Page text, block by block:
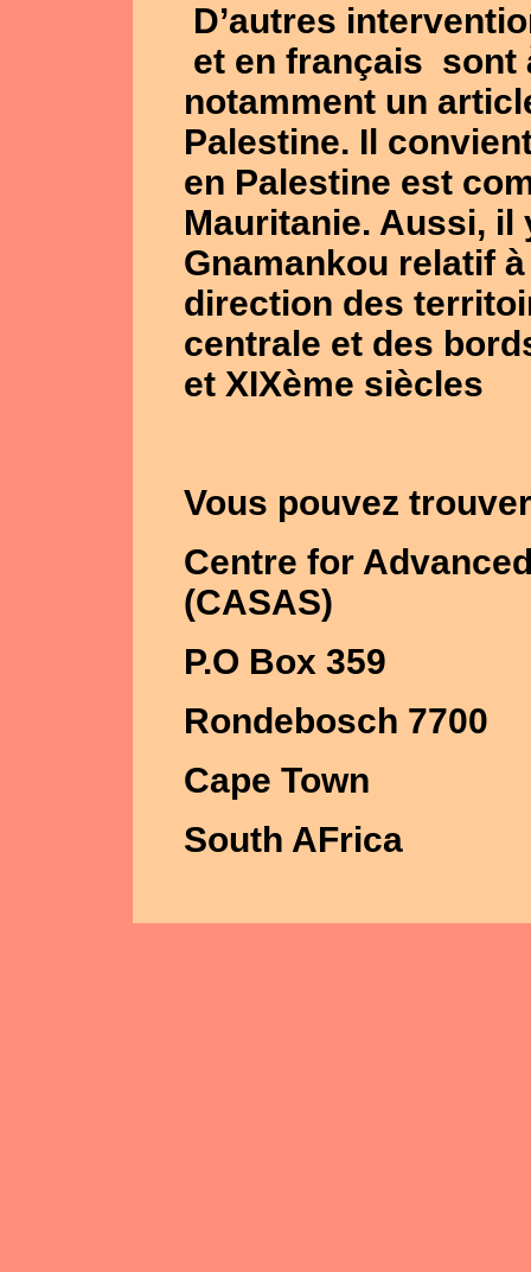
D’autres
et en français sont
notamment un
Palestine. Il
en Palestine est
Mauritanie. Aussi, il
Gnamankou relatif
direction des
centrale et des
et XIXème siècles
Vous pouvez
Centre for
(CASAS)
P.O Box 359
Rondebosch 7700
Cape Town
South AFrica